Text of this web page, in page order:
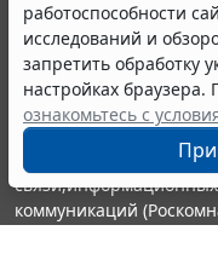
работоспособности
исследований и
запретить обработку
настройках браузера.
ознакомьтесь с
© ООО "НПП "ГАРАНТ-
выпускается с 1990
являются
информации ГАРАНТ.
Портал ГАРАНТ.РУ
издания Федеральной
коммуникаций